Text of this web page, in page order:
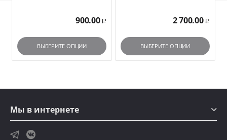
900.00 Р
ВЫБЕРИТЕ ОПЦИИ
2 700.00 Р
ВЫБЕРИТЕ ОПЦИИ
Мы в интернете